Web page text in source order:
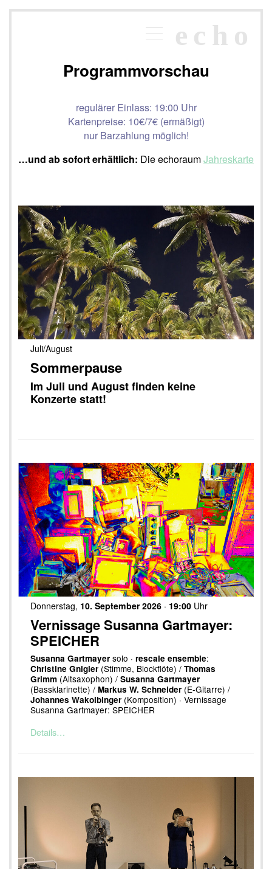
×
Programm
Newsletter
echo
Programmvorschau
regulärer Einlass: 19:00 Uhr
Kartenpreise: 10€/7€ (ermäßigt)
nur Barzahlung möglich!
…und ab sofort erhältlich: Die echoraumJahreskarte
Juli/August
Sommerpause
Im Juli und August finden keine
Konzerte statt!
Donnerstag, 10. September 2026 · 19:00 Uhr
Vernissage Susanna Gartmayer:
SPEICHER
Susanna Gartmayer solo · rescale ensemble:
Christine Gnigler (Stimme, Blockflöte) / Thomas
Grimm (Altsaxophon) / Susanna Gartmayer
(Bassklarinette) / Markus W. Schneider (E-Gitarre) /
Johannes Wakolbinger (Komposition) · Vernissage
Susanna Gartmayer: SPEICHER
Details…